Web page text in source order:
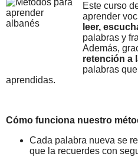
Este curso
aprender
leer,
palabras y
Además,
retención a
palabras
aprendidas.
Cómo funciona nuestro
Cada palabra nueva se
que la recuerdes con